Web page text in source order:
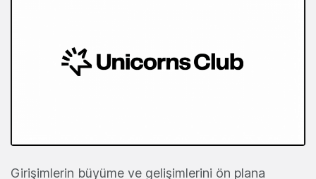
Girişimlerin büyüme ve gelişimlerini ön plana